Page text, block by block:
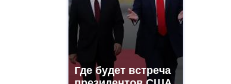
Где будет встреча